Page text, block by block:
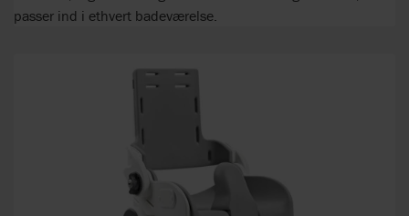
passer ind i ethvert badeværelse.